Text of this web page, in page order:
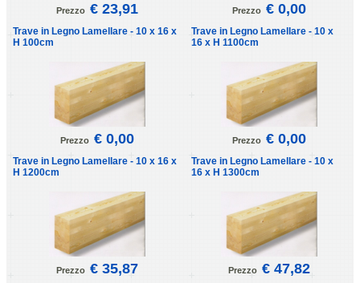
Prezzo € 23,91
Trave in Legno Lamellare - 10 x 16 x
H 100cm
Prezzo € 0,00
Trave in Legno Lamellare - 10 x
16 x H 1100cm
Prezzo € 0,00
Trave in Legno Lamellare - 10 x 16 x
H 1200cm
Prezzo € 0,00
Trave in Legno Lamellare - 10 x
16 x H 1300cm
Prezzo € 35,87 Prezzo € 47,82